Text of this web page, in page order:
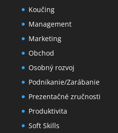
Koučing
Management
Marketing
Obchod
Osobný rozvoj
Podnikanie/Zarábanie
Prezentačné zručnosti
Produktivita
Soft Skills